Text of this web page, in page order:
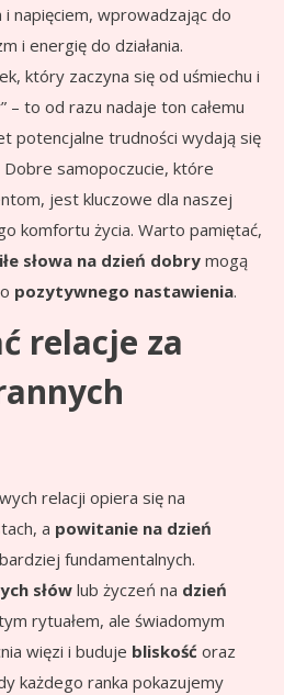
napięciem, wprowadzając do
i energię do działania.
który zaczyna się od uśmiechu i
– to od razu nadaje ton całemu
potencjalne trudności wydają się
samopoczucie, które
jest kluczowe dla naszej
komfortu życia. Warto pamiętać,
słowa na dzień dobry mogą
pozytywnego nastawienia.
relacje za
relacji opiera się na
a powitanie na dzień
fundamentalnych.
słówlub życzeń na dzień
rytuałem, ale świadomym
więzi i buduje bliskość oraz
każdego ranka pokazujemy